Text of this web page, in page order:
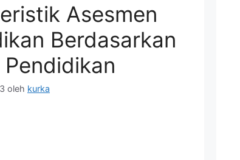
Asesmen
Berdasarkan
Pendidikan
oleh kurka